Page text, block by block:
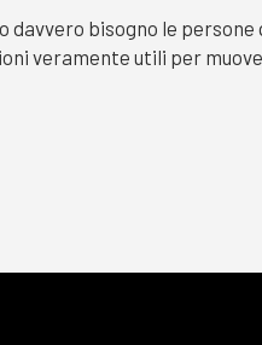
bisogno le
veramente utili per